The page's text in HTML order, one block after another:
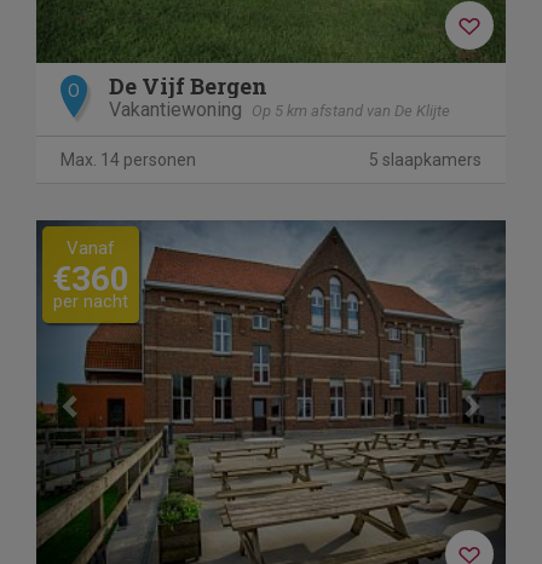
O De Vijf Bergen
Vakantiewoning Op 5 km afstand van De Klijte
Max. 14 personen 5 slaapkamers
Previous Next
Vanaf
€360
per nacht